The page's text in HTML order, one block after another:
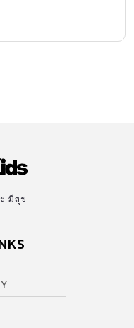
ผลกระทบต่อลูกอย่าง
มีสุข